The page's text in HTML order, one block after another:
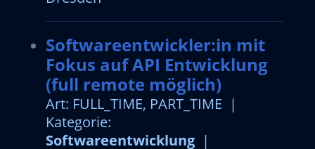
Softwareentwickler:in mit
Fokus auf API Entwicklung
(full remote möglich)
Art: FULL_TIME, PART_TIME |
Kategorie:
Softwareentwicklung|